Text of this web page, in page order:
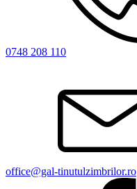
0748 208 110
office@gal-tinutulzimbrilor.ro